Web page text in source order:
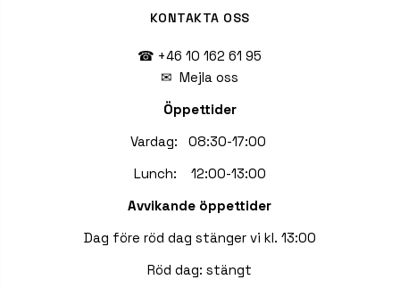
KONTAKTA OSS
☎ +46 10 162 61 95
✉Mejla oss
Öppettider
Vardag: 08:30-17:00
Lunch: 12:00-13:00
Avvikande öppettider
Dag före röd dag stänger vi kl. 13:00
Röd dag: stängt